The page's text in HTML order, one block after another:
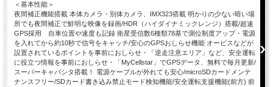
＜基本性能＞
夜間補正機能搭載 本体カメラ・別体カメラ、IMX323搭載 明かりの少ない暗い場
所でも夜間補正で鮮明な映像を録画/HDR（ハイダイナミックレンジ）搭載/超速
GPS採用 自車位置や速度も記録 衛星受信数6種類78基で測位制度アップ・電源
を入れてから約10秒で信号をキャッチ/安心のGPSおしらせ機能 オービスなどが
設置されているポイントを事前におしらせ・「逆走注意エリア」など、安全運転
に役立つ情報を事前におしらせ・「MyCellstar」でGPSデータ、無料で毎月更新/
スーパーキャパシタ搭載！ 電源ケーブルが外れても安心/microSDカードメンテ
ナンスフリー/SDカード書き込み禁止モード検知機能/安全運転支援機能(前方) 前